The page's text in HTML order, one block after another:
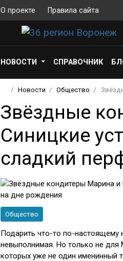
О проекте Правила сайта
НОВОСТИ СПРАВОЧНИК
Новости Общество
Звёздные
Синицкие
сладкий
Общество
Подарить что-то по-настоящему
невыполнимая. Но только не
которых уже не один именинный